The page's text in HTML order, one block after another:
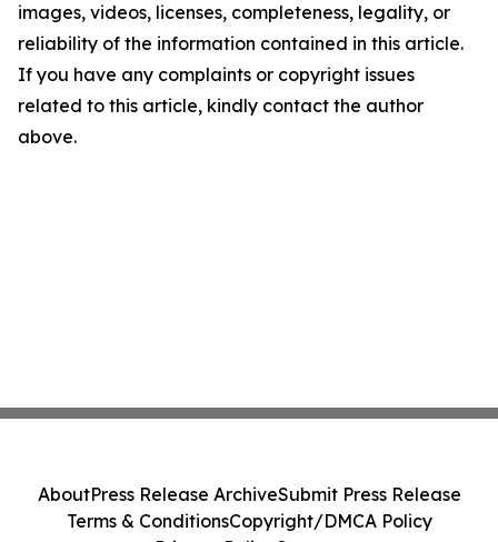
images, videos, licenses, completeness, legality, or
reliability of the information contained in this article.
If you have any complaints or copyright issues
related to this article, kindly contact the author
above.
AboutPress Release ArchiveSubmit Press Release
Terms & ConditionsCopyright/DMCA Policy